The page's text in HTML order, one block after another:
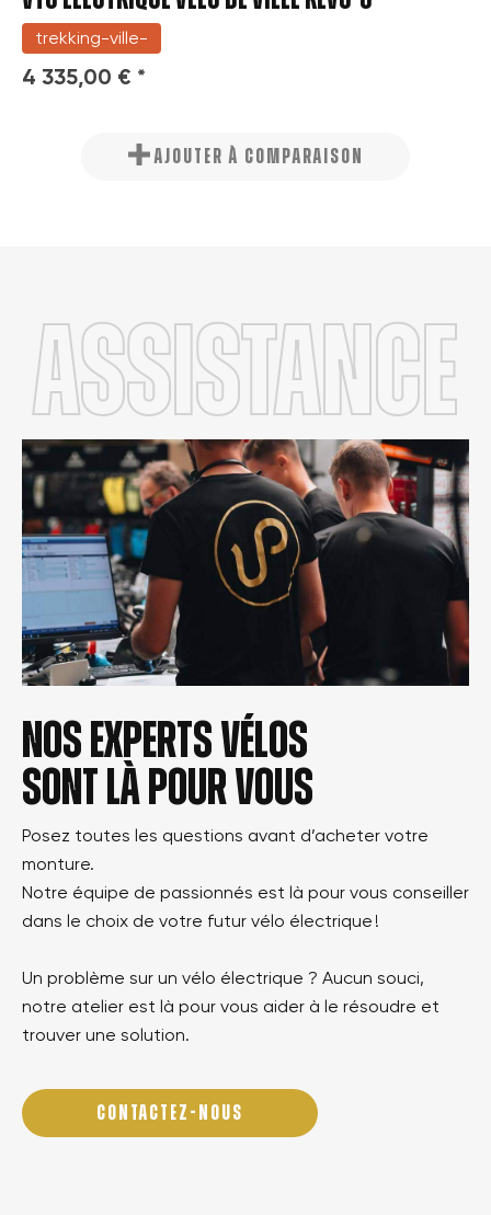
trekking-ville-
4 335,00 € *
AJOUTER À COMPARAISON
Assistance
Nos experts vélos
sont là pour vous
Posez toutes les questions avant d’acheter votre
monture.
Notre équipe de passionnés est là pour vous conseiller
dans le choix de votre futur vélo électrique !
Un problème sur un vélo électrique ? Aucun souci,
notre atelier est là pour vous aider à le résoudre et
trouver une solution.
CONTACTEZ-NOUS